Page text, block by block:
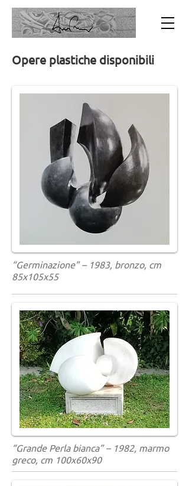
Opere plastiche disponibili
“Germinazione” – 1983, bronzo, cm
85x105x55
“Grande Perla bianca” – 1982, marmo
greco, cm 100x60x90